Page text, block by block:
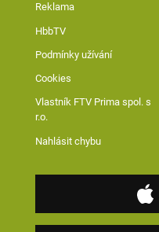
Reklama
HbbTV
Podmínky užívání
Cookies
Vlastník FTV Prima spol. s
r.o.
Nahlásit chybu